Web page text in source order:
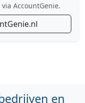
via AccountGenie.
en